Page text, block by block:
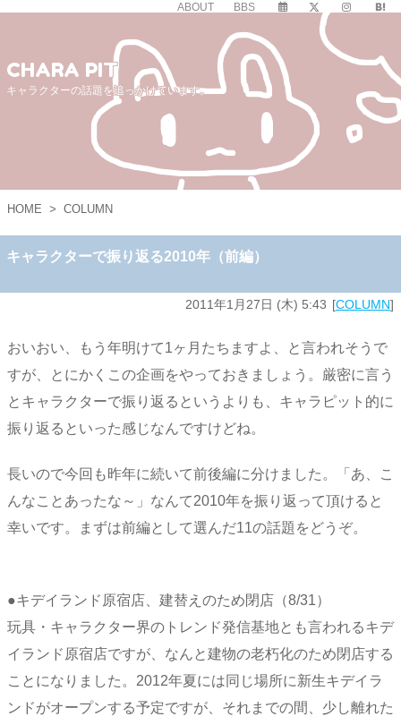
ABOUT BBS
CHARA PIT
キャラクターの話題を追っかけています。
HOME > COLUMN
キャラクターで振り返る2010年（前編）
2011年1月27日 (木) 5:43 COLUMN
おいおい、もう年明けて1ヶ月たちますよ、と言われそうで
すが、とにかくこの企画をやっておきましょう。厳密に言う
とキャラクターで振り返るというよりも、キャラピット的に
振り返るといった感じなんですけどね。
長いので今回も昨年に続いて前後編に分けました。「あ、こ
んなことあったな～」なんて2010年を振り返って頂けると
幸いです。まずは前編として選んだ11の話題をどうぞ。
●キデイランド原宿店、建替えのため閉店（8/31）
玩具・キャラクター界のトレンド発信基地とも言われるキデ
イランド原宿店ですが、なんと建物の老朽化のため閉店する
ことになりました。2012年夏には同じ場所に新生キデイラ
ンドがオープンする予定ですが、それまでの間、少し離れた